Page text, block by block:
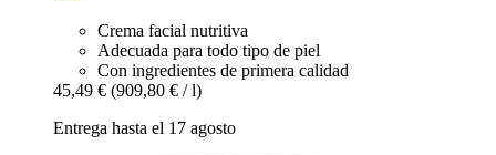
Crema facial nutritiva
Adecuada para todo tipo de piel
Con ingredientes de primera calidad
45,49 € (909,80 € / l)
Entrega hasta el 17 agosto